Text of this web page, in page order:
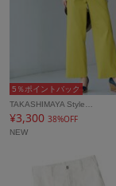
5％ポイントバック
TAKASHIMAYA Style…
¥3,300 38%OFF
NEW